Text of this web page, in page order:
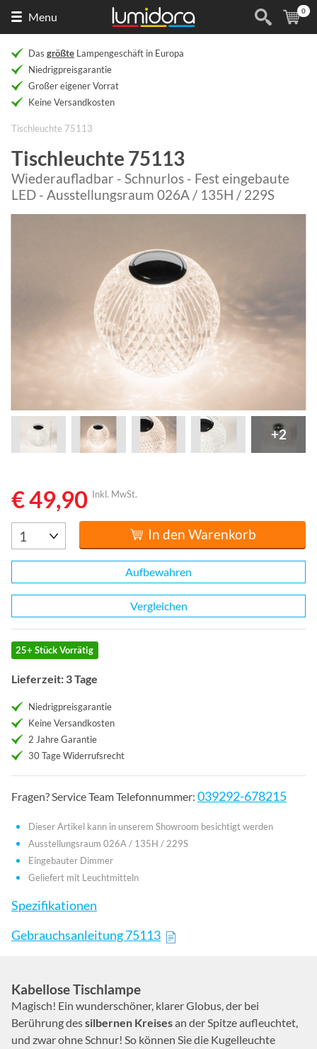
Menu (
0
Das größte Lampengeschäft in Europa
Niedrigpreisgarantie
Großer eigener Vorrat
Keine Versandkosten
Tischleuchte 75113
Tischleuchte 75113
Wiederaufladbar - Schnurlos - Fest eingebaute
LED - Ausstellungsraum 026A / 135H / 229S
+2
€ 49,90 Inkl. MwSt.
In den Warenkorb
Aufbewahren
Vergleichen
25+ Stück Vorrätig
Lieferzeit: 3 Tage
Niedrigpreisgarantie
Keine Versandkosten
2 Jahre Garantie
30 Tage Widerrufsrecht
Fragen? Service Team Telefonnummer: 039292-678215
Dieser Artikel kann in unserem Showroom besichtigt werden
Ausstellungsraum 026A / 135H / 229S
Eingebauter Dimmer
Geliefert mit Leuchtmitteln
Spezifikationen
Gebrauchsanleitung 75113
Kabellose Tischlampe
Magisch! Ein wunderschöner, klarer Globus, der bei
Berührung dessilbernen Kreisesan der Spitze aufleuchtet,
und zwar ohne Schnur! So können Sie die Kugelleuchte